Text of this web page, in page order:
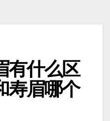
有什么区
寿眉哪个